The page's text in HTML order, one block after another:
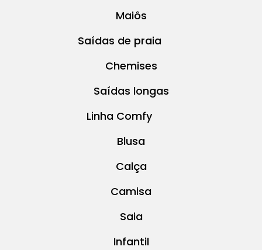
Maiôs
Saídas de praia
Chemises
Saídas longas
Linha Comfy
Blusa
Calça
Camisa
Saia
Infantil